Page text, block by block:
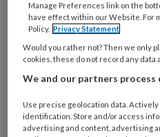
Ontvang iedere
Management
Weekoverzicht
Ja, ik geef
van
Springer Media B.V.
Manage Preferences link on the
have effect within our Website. For
Policy. Privacy Statement
Would you rather not? Then we only
cookies, these do not record any data
We and our partners
Use precise geolocation data.
identification. Store and/or access
advertising and content, advertising